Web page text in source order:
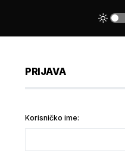
PRIJAVA
Korisničko ime: